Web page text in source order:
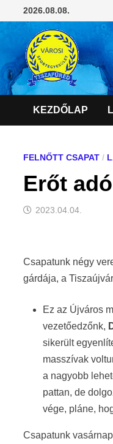
to
2026.08.08.
KEZDŐLAP
FELNŐTT CSAPAT /
Erőt
2023.04.04.
Csapatunk négy
gárdája, a
Ez az Újváros
vezetőedzőnk,
sikerült
masszívak
a nagyobb
pattan, de
vége, pláne,
Csapatunk